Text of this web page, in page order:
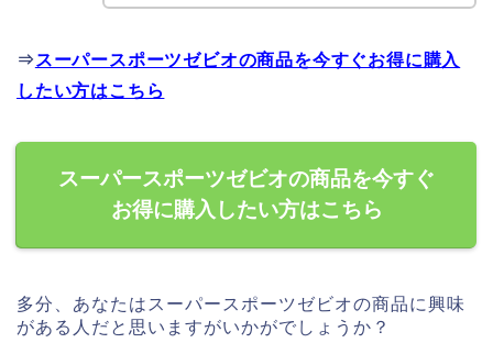
⇒ スーパースポーツゼビオの商品を今すぐお得に購入
したい方はこちら
スーパースポーツゼビオの商品を今すぐ
お得に購入したい方はこちら
多分、あなたはスーパースポーツゼビオの商品に興味
がある人だと思いますがいかがでしょうか？